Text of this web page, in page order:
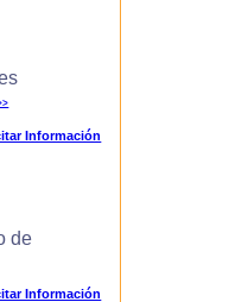
Información
de
Información